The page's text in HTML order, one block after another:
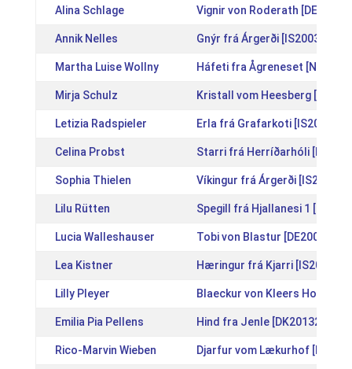
Alina Schlage Vignir von Roderath
Annik Nelles Gnýr frá Árgerði
Martha Luise Wollny Háfeti fra Ågreneset
Mirja Schulz Kristall vom Heesberg
Letizia Radspieler Erla frá Grafarkoti
Celina Probst Starri frá Herríðarhóli
Sophia Thielen Víkingur frá Árgerði
Lilu Rütten Spegill frá Hjallanesi 1
Lucia Walleshauser Tobi von Blastur
Lea Kistner Hæringur frá Kjarri
Lilly Pleyer Blaeckur von Kleers Hof
Emilia Pia Pellens Hind fra Jenle
Rico-Marvin Wieben Djarfur vom Lækurhof